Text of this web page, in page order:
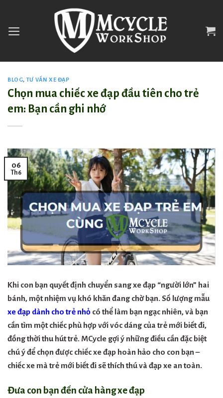
content
BLOG, TƯ VẤN XE ĐẠP
Chọn mua chiếc xe đạp đầu tiên cho trẻ
em: Bạn cần ghi nhớ
06
Th6
Khi con bạn quyết định chuyển sang xe đạp “người lớn” hai
bánh, một nhiệm vụ khó khăn đang chờ bạn. Số lượng mẫu
xe đạp dành cho trẻ nhỏ có thể làm bạn ngạc nhiên, và bạn
cần tìm một chiếc phù hợp với vóc dáng của trẻ mới biết đi,
đồng thời thu hút trẻ. MCycle gợi ý những điều cần đặc biệt
chú ý để chọn được chiếc xe đạp hoàn hảo cho con bạn –
chiếc xe mà trẻ mới biết đi sẽ thích thú và đạp xe an toàn.
Đưa con bạn đến cửa hàng xe đạp